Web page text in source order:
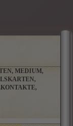
MEDIUM,